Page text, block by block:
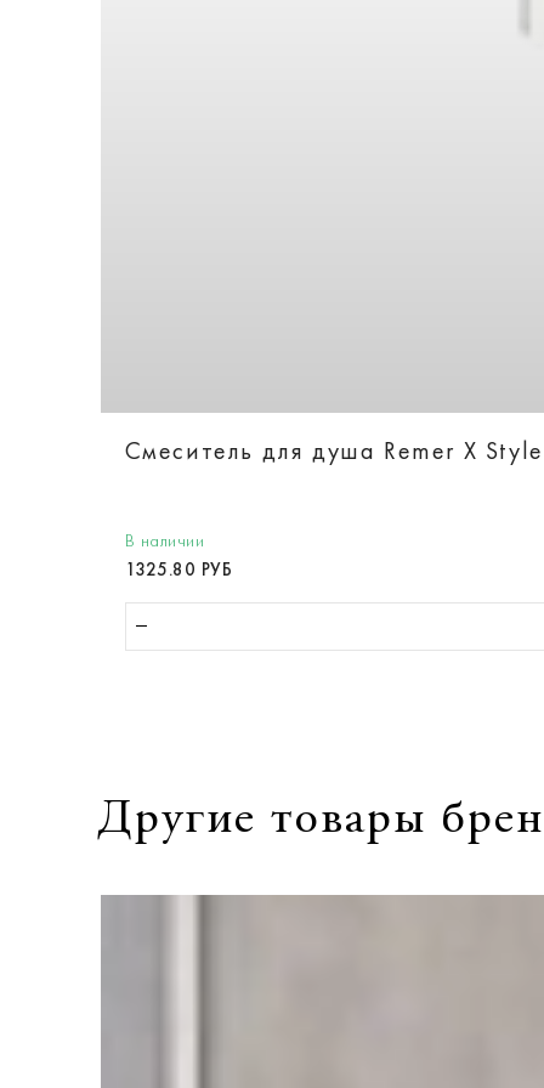
Смеситель для душа Remer X
В наличии
1325.80 РУБ
Другие товары